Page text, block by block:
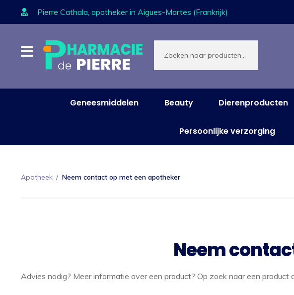
Pierre Cathala, apotheker in Aigues-Mortes (Frankrijk)
Ga
door
Ga
naar
zoeken
Geneesmiddelen Beauty Dierenproducten
Persoonlijke verzorging
Apotheek / Neem contact op met een apotheker
Neem
Advies nodig? Meer informatie over een product? Op zoek naar een